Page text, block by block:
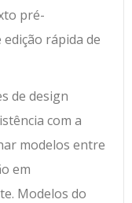
pré-
rápida de
de design
com a
modelos entre
em
Modelos do